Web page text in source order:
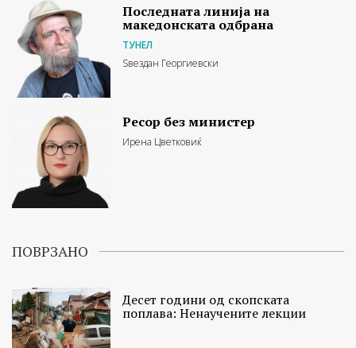
Последната линија на
македонската одбрана
ТУНЕЛ
Ѕвездан Георгиевски
Ресор без министер
Ирена Цветковиќ
ПОВРЗАНО
Десет години од скопската
поплава: Ненаучените лекции